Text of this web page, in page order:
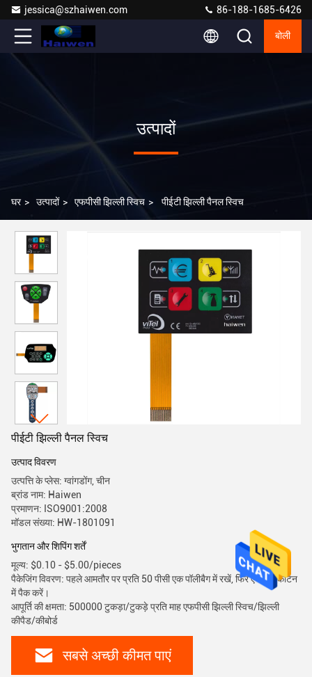
jessica@szhaiwen.com 86-188-1685-6426
बोली
उत्पादों
घर > उत्पादों > एफपीसी झिल्ली स्विच > पीईटी झिल्ली पैनल स्विच
पीईटी झिल्ली पैनल स्विच
उत्पाद विवरण
उत्पत्ति के प्लेस: ग्वांगडोंग, चीन
ब्रांड नाम: Haiwen
प्रमाणन: ISO9001:2008
मॉडल संख्या: HW-1801091
भुगतान और शिपिंग शर्तें
मूल्य: $0.10 - $5.00/pieces
पैकेजिंग विवरण: पहले आमतौर पर प्रति 50 पीसी एक पॉलीबैग में रखें, फिर एक बड़े कार्टन
में पैक करें।
आपूर्ति की क्षमता: 500000 टुकड़ा/टुकड़े प्रति माह एफपीसी झिल्ली स्विच/झिल्ली
कीपैड/कीबोर्ड
सबसे अच्छी कीमत पाएं